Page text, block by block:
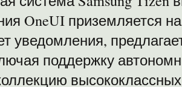
OneUI приземляется
уведомления,
поддержку